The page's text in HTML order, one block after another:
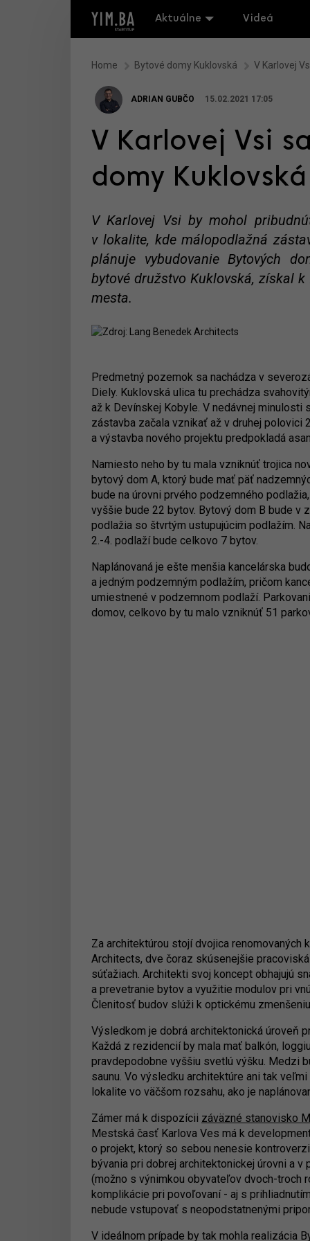
Aktuálne Videá
Home Bytové domy Kuklovská V Karlovej
ADRIAN GUBČO 15.02.2021 17:05
V Karlovej Vsi
domy Kuklovská
V Karlovej Vsi by mohol
v lokalite, kde málopodlažná
plánuje vybudovanie Bytových
bytové družstvo Kuklovská, získal
mesta.
Predmetný pozemok sa nachádza v
Diely. Kuklovská ulica tu prechádza
až k Devínskej Kobyle. V nedávnej minulosti
zástavba začala vznikať až v druhej polovici
a výstavba nového projektu predpokladá
Namiesto neho by tu mala vzniknúť trojica
bytový dom A, ktorý bude mať päť
bude na úrovni prvého podzemného
vyššie bude 22 bytov. Bytový dom B bude v
podlažia so štvrtým ustupujúcim podlažím.
2.-4. podlaží bude celkovo 7 bytov.
Naplánovaná je ešte menšia kancelárska
a jedným podzemným podlažím, pričom
umiestnené v podzemnom podlaží.
domov, celkovo by tu malo vzniknúť 51
Za architektúrou stojí dvojica renomovaných
Architects, dve čoraz skúsenejšie
súťažiach. Architekti svoj koncept obhajujú
a prevetranie bytov a využitie modulov pri
Členitosť budov slúži k optickému
Výsledkom je dobrá architektonická úroveň
Každá z rezidencií by mala mať balkón,
pravdepodobne vyššiu svetlú výšku. Medzi
saunu. Vo výsledku architektúre ani tak
lokalite vo väčšom rozsahu, ako je
Zámer má k dispozícii záväzné stanovisko
Mestská časť Karlova Ves má k
o projekt, ktorý so sebou nenesie
bývania pri dobrej architektonickej úrovni a
(možno s výnimkou obyvateľov dvoch-troch
komplikácie pri povoľovaní - aj s
nebude vstupovať s neopodstatnenými
V ideálnom prípade by tak mohla realizácia